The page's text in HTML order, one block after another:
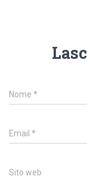
Nome *
Email *
Sito web